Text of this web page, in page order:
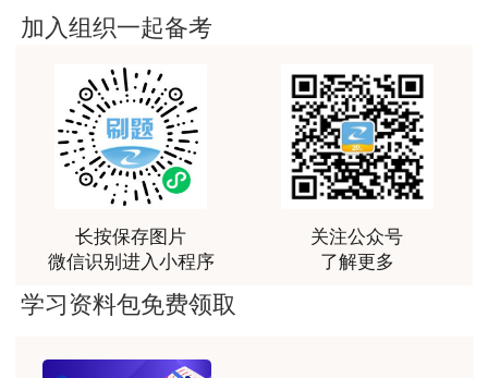
过
用户m0****68
王佑辉老师土估的神
用户m5****68
王佑辉讲的课很好，答疑老师1526很有耐心，答疑的
很好，是一位暖心的好老师
加入组织一起备考
长按保存图片
微信识别进入小程序
关注公众号
了解更多
学习资料包免费领取